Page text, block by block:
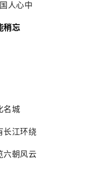
人心中
稍忘
名城
长江环绕
六朝风云